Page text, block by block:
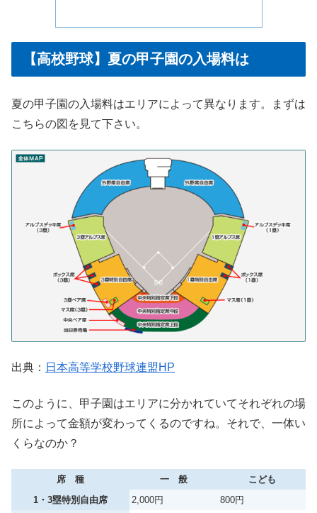
【高校野球】夏の甲子園の入場料は
夏の甲子園の入場料はエリアによって異なります。まずは
こちらの図を見て下さい。
出典： 日本高等学校野球連盟HP
このように、甲子園はエリアに分かれていてそれぞれの場
所によって金額が変わってくるのですね。それで、一体い
くらなのか？
席 種 一 般
こども
1・3塁特別自由席
2,000円 800円